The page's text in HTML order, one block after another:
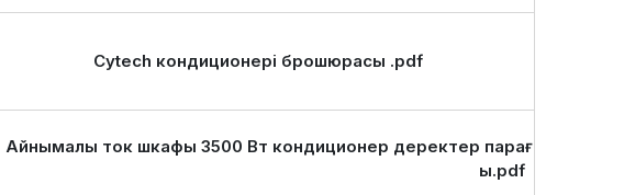
Cytech кондиционері брошюрасы .pdf
Айнымалы ток шкафы 3500 Вт кондиционер деректер парағ
ы.pdf